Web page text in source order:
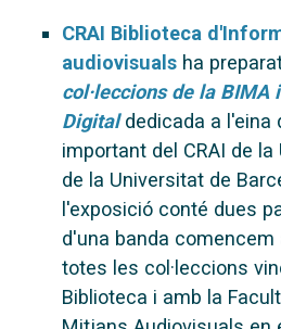
CRAI Biblioteca
audiovisuals ha
col·leccions de la BIMA
Digitaldedicada a l'eina
important del CRAI de la
de la Universitat de
l'exposició conté dues
d'una banda comencem
totes les col·leccions
Biblioteca i amb la